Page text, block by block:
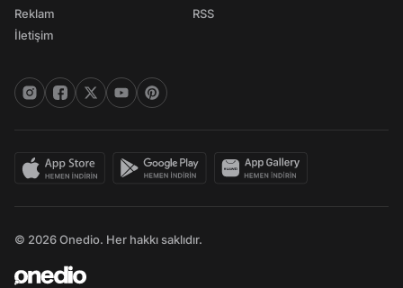
Reklam
İletişim
RSS
© 2026 Onedio. Her hakkı saklıdır.